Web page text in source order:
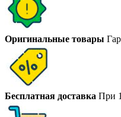
Оригинальные товары
Бесплатная доставка При